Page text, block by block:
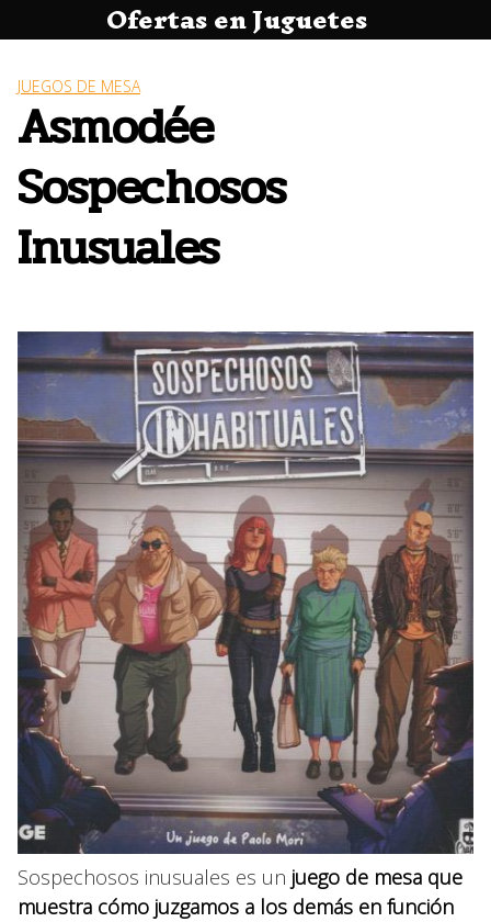
al
Ofertas en Juguetes
JUEGOS DE MESA
Asmodée
Sospechosos
Inusuales
Sospechosos inusuales es un juego de mesa que
muestra cómo juzgamos a los demás en función